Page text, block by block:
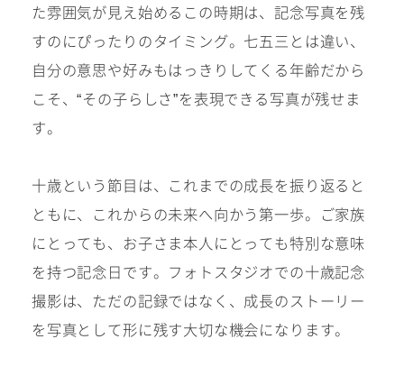
大学/専門
学校卒業袴
成人式
記念日
#衣裳メニュー
た雰囲気が見え始めるこの時期は、記念写真を残
すのにぴったりのタイミング。七五三とは違い、
自分の意思や好みもはっきりしてくる年齢だから
こそ、“その子らしさ”を表現できる写真が残せま
す。
十歳という節目は、これまでの成長を振り返ると
ともに、これからの未来へ向かう第一歩。ご家族
にとっても、お子さま本人にとっても特別な意味
を持つ記念日です。フォトスタジオでの十歳記念
撮影は、ただの記録ではなく、成長のストーリー
を写真として形に残す大切な機会になります。